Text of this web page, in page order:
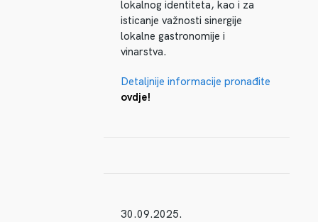
lokalnog identiteta, kao i za
isticanje važnosti sinergije
lokalne gastronomije i
vinarstva.
Detaljnije informacije pronađite
ovdje!
30.09.2025.